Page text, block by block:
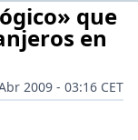
que
en
2009 - 03:16 CET